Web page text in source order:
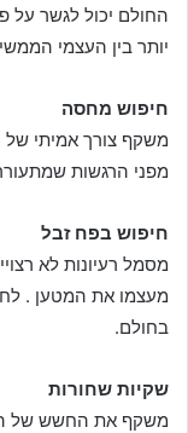
החולם יכול לגשר על
יותר בין העצמי
חיפוש מחסה
משקף צורך אמיתי של
מפני הרגשות
חיפוש בפח זבל
מסמל רעיונות לא
מעצמו את המטען .
בחולם.
שקיות שחורות
משקף את החשש של